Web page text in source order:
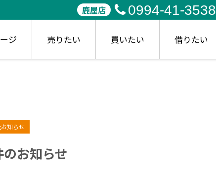
鹿屋店 0994-41-3538
ジ 売りたい 買いたい 借りたい
知らせ
お知らせ